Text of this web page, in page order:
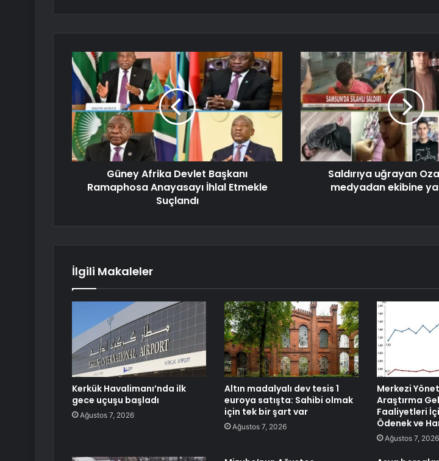
Güney Afrika Devlet Başkanı
Ramaphosa Anayasayı İhlal Etmekle
Suçlandı
Saldırıya uğrayan
medyadan ekibine
İlgili Makaleler
Kerkük Havalimanı’nda ilk
gece uçuşu başladı
Ağustos 7, 2026
Altın madalyalı dev tesis 1
euroya satışta: Sahibi olmak
için tek bir şart var
Ağustos 7, 2026
Merkezi
Araştırma
Faaliyetleri
Ödenek ve
Ağustos 7, 2026